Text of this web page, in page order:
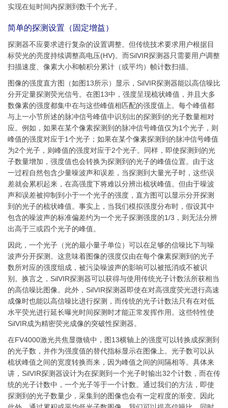
实现在短时间内探测到数千个光子。
简单的探测设置（固定增益）
探测器不应要求进行复杂的设置调整。但传统技术要求用户根据目
标荧光的亮度持续调整高电压(HV)。而SilVIR探测器只需要用户调整
扫描速度、像素大小和帧积分累计（或平均）帧计数扫描。
图像的强度直方图（如图13所示）显示，SilVIR探测器能以高信噪比
分开定量探测荧光信号。在图13中，强度呈现梳状峰值，并且大多
数像素的强度都集中在与这些峰值相匹配的强度值上。每个峰值都
与上一小节所述的脉冲信号峰值中识别出的探测到的光子数量相对
应。例如，如果在某个像素探测到的脉冲信号峰值仅为1个光子，则
峰值的强度对应于1个光子；如果在某个像素探测到的脉冲信号峰值
为2个光子，则峰值的强度对应于2个光子。同样，即使探测到的光
子数量增加，强度值也会转换为探测到的光子的峰值位置。由于这
一过程自然包含少量噪波声和误差，当探测到大量光子时，这些误
差就会累积起来，在高强度下将难以分辨出梳状峰值。但由于噪波
声和误差被抑制到小于一个光子的强度，直方图可以显示分开探测
到的光子的梳状峰值。事实上，当我们模拟强度分布时，假设其中
包含的噪波声的标准偏差约为一个光子探测强度的1/3，则无法分辨
出高于三或四个光子的峰值。
因此，一个光子（光的最小量子单位）可以在足够的信噪比下与噪
波声分开探测。这意味着图像的强度仅由在每个像素探测到的光子
数所对应的强度组成，被污染噪波声的影响可以被抵消或不被识
别。换言之，SilVIR探测器可以获得与使用传统光子计数法所获相当
的高信噪比图像。此外，SilVIR探测器即使在对高强度荧光进行高速
成像时也能以高信噪比进行探测，而传统的光子计数法只有在对低
水平荧光进行延长曝光时间探测时才能正常发挥作用。这些特性使
SilVIR成为精密荧光成像的突破性探测器。
在FV4000激光共焦显微镜中，图13横轴上的强度可以转换成探测到
的光子数，并作为强度值的替代指标显示在图像上。光子数可以从
梳状峰值之间的宽度转换而来，因为峰值之间的间隔相等。具体来
讲，SilVIR探测器设计为在探测到一个光子时输出32个计数，而在传
统的光子计数中，一个光子等于一个计数。通过我们的方法，即使
探测到的光子数量少，采集到的图像也会有一定程度的渐变。因此